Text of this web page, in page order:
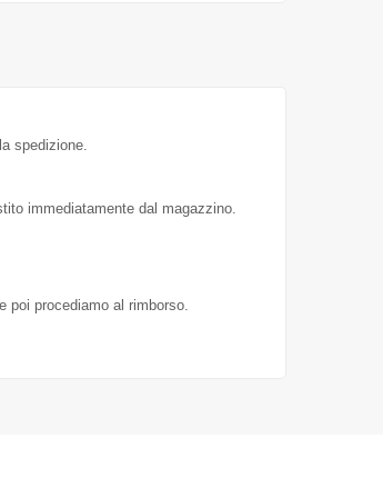
spedizione.
immediatamente dal magazzino.
procediamo al rimborso.